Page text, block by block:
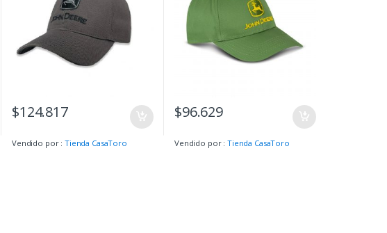
$124.817
Vendido por :Tienda CasaToro
$96.629
Vendido por :Tienda CasaToro